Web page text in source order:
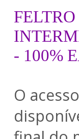
- 100%
O